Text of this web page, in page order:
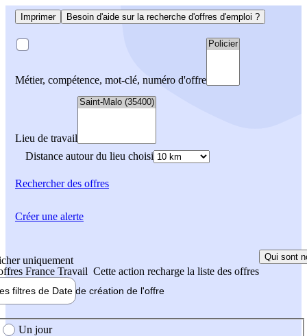
Imprimer Besoin d'aide sur la recherche d'offres d'emploi ?
Métier, compétence, mot-clé, numéro d'offre
Lieu de travail
Distance autour du lieu choisi
Rechercherdes offres
uniquement
France Travail Cette action recharge la liste des offres
Qui sont
filtres de Date de création de l'offre
création de l'offre
Un jour
Créer une alerte